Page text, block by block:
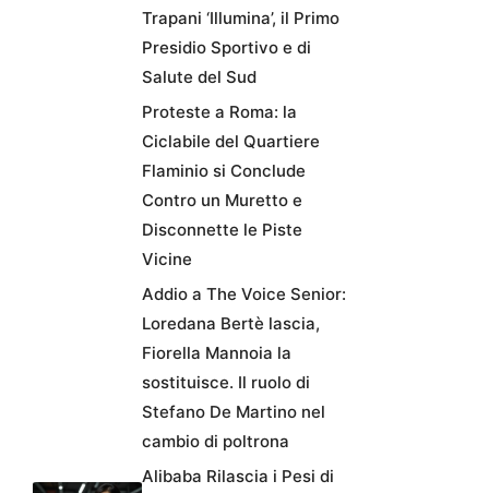
Trapani ‘Illumina’, il Primo
Presidio Sportivo e di
Salute del Sud
Proteste a Roma: la
Ciclabile del Quartiere
Flaminio si Conclude
Contro un Muretto e
Disconnette le Piste
Vicine
Addio a The Voice Senior:
Loredana Bertè lascia,
Fiorella Mannoia la
sostituisce. Il ruolo di
Stefano De Martino nel
cambio di poltrona
Alibaba Rilascia i Pesi di